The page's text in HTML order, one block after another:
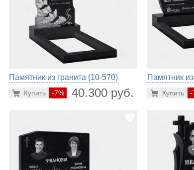
Памятник из гранита (10-570)
-7% 40.300 руб.
Купить
Памятник
-
Купить